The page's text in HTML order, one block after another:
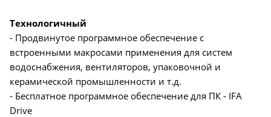
Технологичный
- Продвинутое программное обеспечение с
встроенными макросами применения для систем
водоснабжения, вентиляторов, упаковочной и
керамической промышленности и т.д.
- Бесплатное программное обеспечение для ПК - IFA
Drive